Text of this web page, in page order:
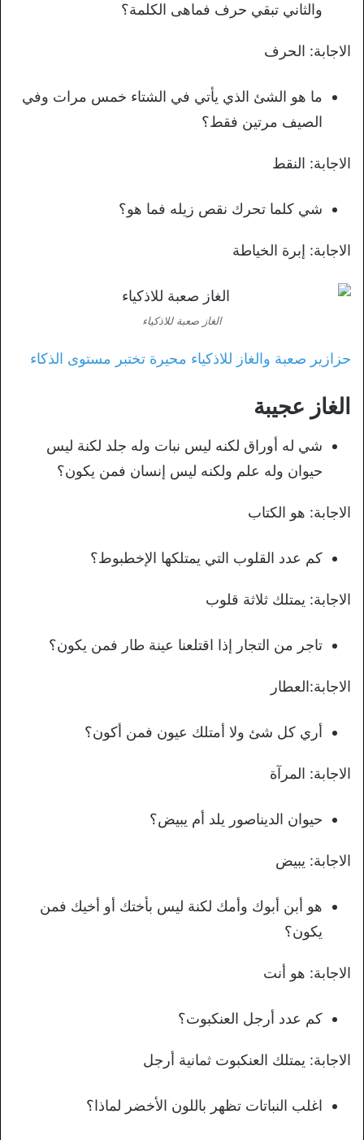
والثاني تبقي حرف فماهى الكلمة؟
الاجابة: الحرف
ما هو الشئ الذي يأتي في الشتاء خمس مرات وفي
الصيف مرتين فقط؟
الاجابة: النقط
شي كلما تحرك نقص زيله فما هو؟
الاجابة: إبرة الخياطة
الغاز صعبة للاذكياء
حزازير صعبة والغاز للاذكياء محيرة تختبر مستوى الذكاء
الغاز عجيبة
شي له أوراق لكنه ليس نبات وله جلد لكنة ليس
حيوان وله علم ولكنه ليس إنسان فمن يكون؟
الاجابة: هو الكتاب
كم عدد القلوب التي يمتلكها الإخطبوط؟
الاجابة: يمتلك ثلاثة قلوب
تاجر من التجار إذا اقتلعنا عينة طار فمن يكون؟
الاجابة:العطار
أري كل شئ ولا أمتلك عيون فمن أكون؟
الاجابة: المرآة
حيوان الديناصور يلد أم يبيض؟
الاجابة: يبيض
هو أبن أبوك وأمك لكنة ليس بأختك أو أخيك فمن
يكون؟
الاجابة: هو أنت
كم عدد أرجل العنكبوت؟
الاجابة: يمتلك العنكبوت ثمانية أرجل
اغلب النباتات تظهر باللون الأخضر لماذا؟